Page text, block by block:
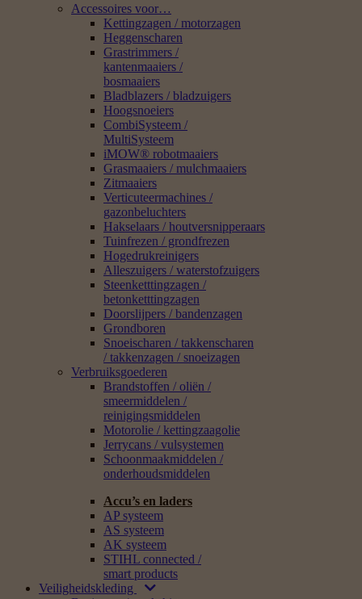
Accessoires voor…
Kettingzagen / motorzagen
Heggenscharen
Grastrimmers /
kantenmaaiers /
bosmaaiers
Bladblazers / bladzuigers
Hoogsnoeiers
CombiSysteem /
MultiSysteem
iMOW® robotmaaiers
Grasmaaiers / mulchmaaiers
Zitmaaiers
Verticuteermachines /
gazonbeluchters
Hakselaars / houtversnipperaars
Tuinfrezen / grondfrezen
Hogedrukreinigers
Alleszuigers / waterstofzuigers
Steenketttingzagen /
betonketttingzagen
Doorslijpers / bandenzagen
Grondboren
Snoeischaren / takkenscharen
/ takkenzagen / snoeizagen
Verbruiksgoederen
Brandstoffen / oliën /
smeermiddelen /
reinigingsmiddelen
Motorolie / kettingzaagolie
Jerrycans / vulsystemen
Schoonmaakmiddelen /
onderhoudsmiddelen
Accu’s en laders
AP systeem
AS systeem
AK systeem
STIHL connected /
smart products
Veiligheidskleding